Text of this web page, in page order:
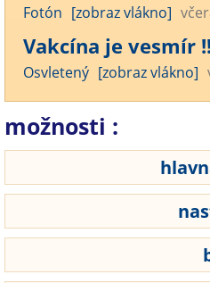
Fotón [zobraz vlákno]
Vakcína je vesmír
Osvletený [zobraz vlákno]
možnosti :